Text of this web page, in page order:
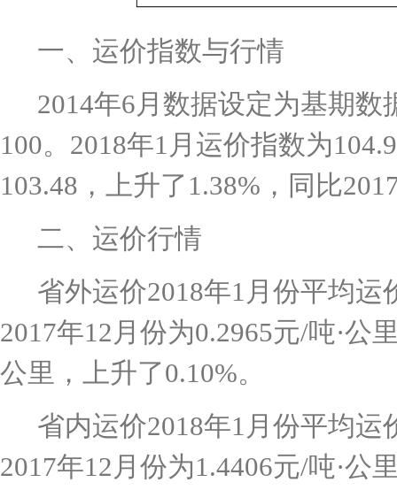
一、运价指数与行情
2014年6月数据设定为基期数
100。 2018年1 月运价指数为
103.48 ，上升了 1.38% ，同比
二、运价行情
省外运价2018年1 月份平均运
2017年12 月份为0.2965元/吨·公
公里，上升了0.10%。
省内运价2018年1 月份平均运
2017年12 月份为1.4406元/吨·公